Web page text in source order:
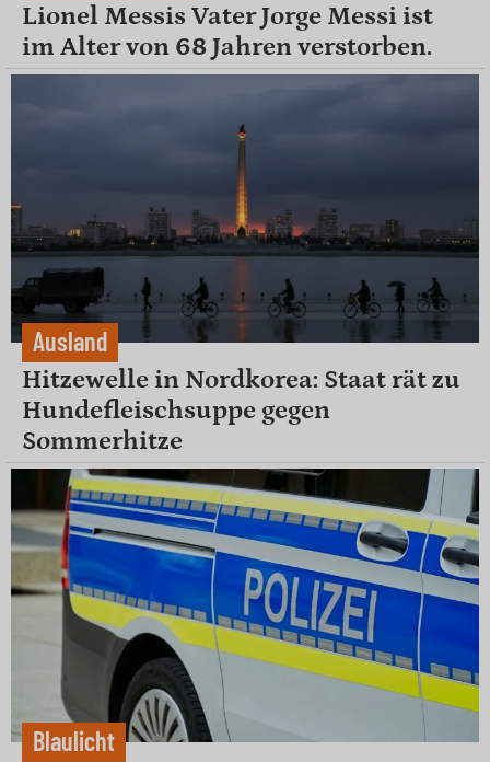
Lionel Messis Vater Jorge Messi ist
im Alter von 68 Jahren verstorben.
Ausland
Hitzewelle in Nordkorea: Staat rät zu
Hundefleischsuppe gegen
Sommerhitze
Blaulicht